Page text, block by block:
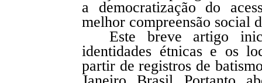
a democratização do
melhor compreensão social
Este breve artigo
identidades étnicas e os
partir de registros de